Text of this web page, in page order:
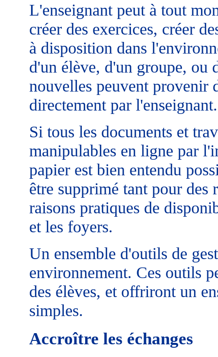
L'enseignant peut à tout
créer des exercices, créer
à disposition dans
d'un élève, d'un groupe, ou
nouvelles peuvent provenir
directement par l'enseignant.
Si tous les documents et
manipulables en ligne par
papier est bien entendu
être supprimé tant pour des
raisons pratiques de
et les foyers.
Un ensemble d'outils de
environnement. Ces outils
des élèves, et offriront un
simples.
Accroître les échanges